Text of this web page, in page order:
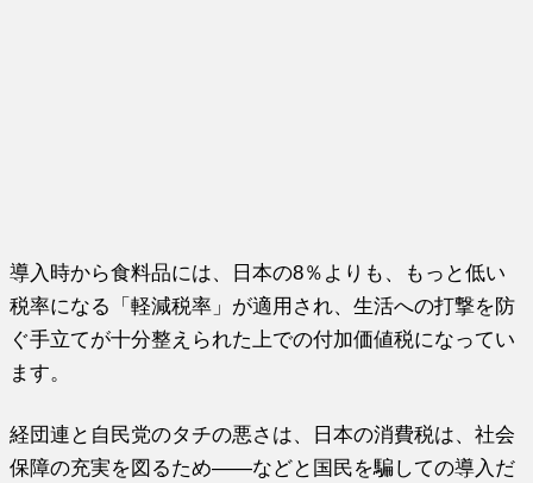
導入時から食料品には、日本の8％よりも、もっと低い
税率になる「軽減税率」が適用され、生活への打撃を防
ぐ手立てが十分整えられた上での付加価値税になってい
ます。
経団連と自民党のタチの悪さは、日本の消費税は、社会
保障の充実を図るため――などと国民を騙しての導入だ